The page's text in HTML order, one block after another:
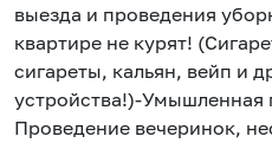
выезда и проведения
квартире не курят!
сигареты, кальян, вейп и
устройства!)-Умышленная
Проведение вечеринок,